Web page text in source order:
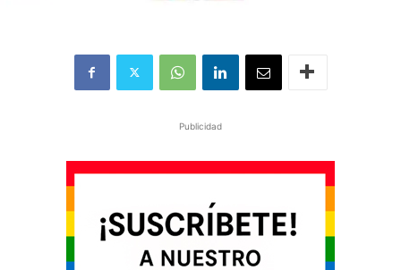
Publicidad